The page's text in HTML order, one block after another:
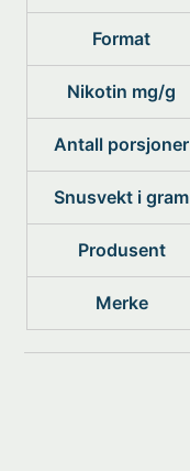
Format
Nikotin mg/g
Antall porsjoner
Snusvekt i gram
Produsent
Merke